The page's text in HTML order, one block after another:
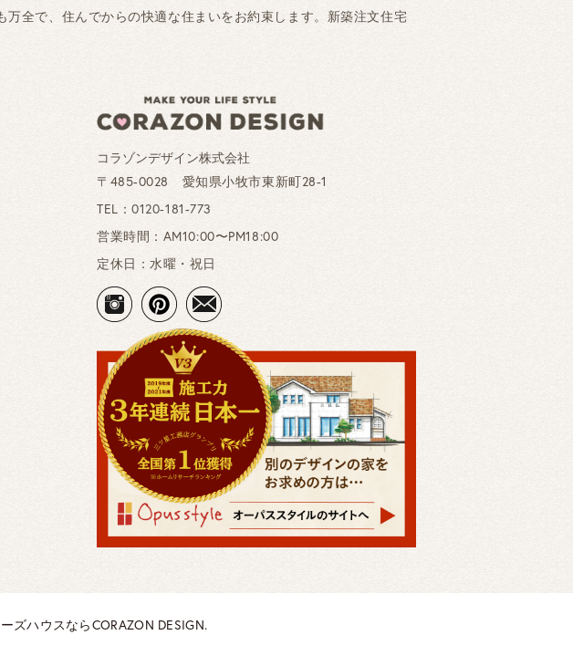
全で、住んでからの快適な住まいをお約束します。新築注文住宅
コラゾンデザイン株式会社
〒485-0028 愛知県小牧市東新町28-1
TEL：0120-181-773
営業時間：AM10:00〜PM18:00
定休日：水曜・祝日
ズハウスならCORAZON DESIGN.